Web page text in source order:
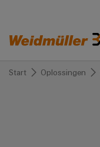
Start Oplossingen